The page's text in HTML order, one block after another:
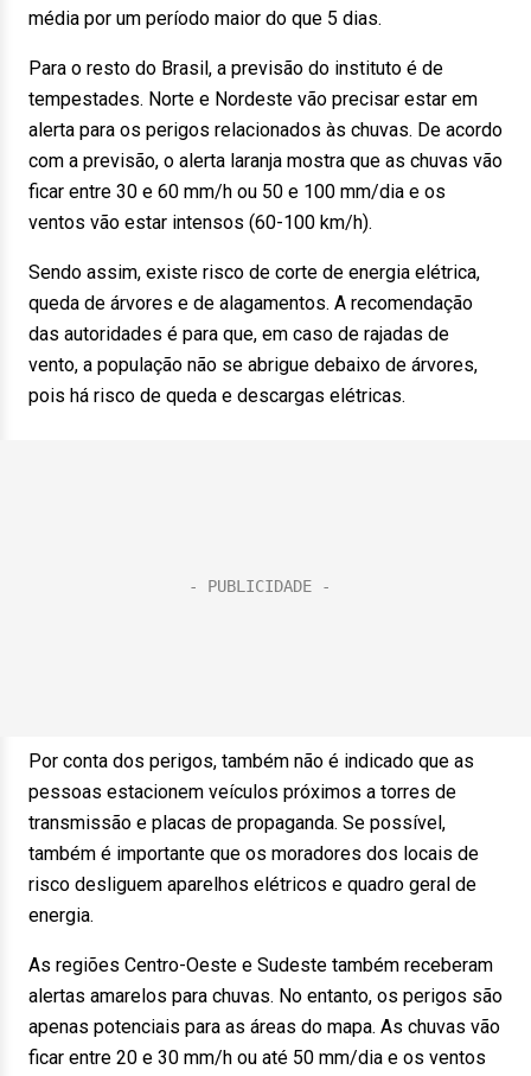
média por um período maior do que 5 dias.
Para o resto do Brasil, a previsão do instituto é de
tempestades. Norte e Nordeste vão precisar estar em
alerta para os perigos relacionados às chuvas. De acordo
com a previsão, o alerta laranja mostra que as chuvas vão
ficar entre 30 e 60 mm/h ou 50 e 100 mm/dia e os
ventos vão estar intensos (60-100 km/h).
Sendo assim, existe risco de corte de energia elétrica,
queda de árvores e de alagamentos. A recomendação
das autoridades é para que, em caso de rajadas de
vento, a população não se abrigue debaixo de árvores,
pois há risco de queda e descargas elétricas.
Por conta dos perigos, também não é indicado que as
pessoas estacionem veículos próximos a torres de
transmissão e placas de propaganda. Se possível,
também é importante que os moradores dos locais de
risco desliguem aparelhos elétricos e quadro geral de
energia.
As regiões Centro-Oeste e Sudeste também receberam
alertas amarelos para chuvas. No entanto, os perigos são
apenas potenciais para as áreas do mapa. As chuvas vão
ficar entre 20 e 30 mm/h ou até 50 mm/dia e os ventos